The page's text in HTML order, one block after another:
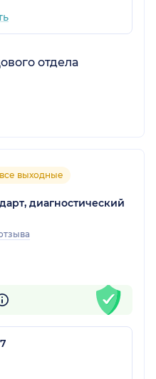
отдела
выходные
диагностический